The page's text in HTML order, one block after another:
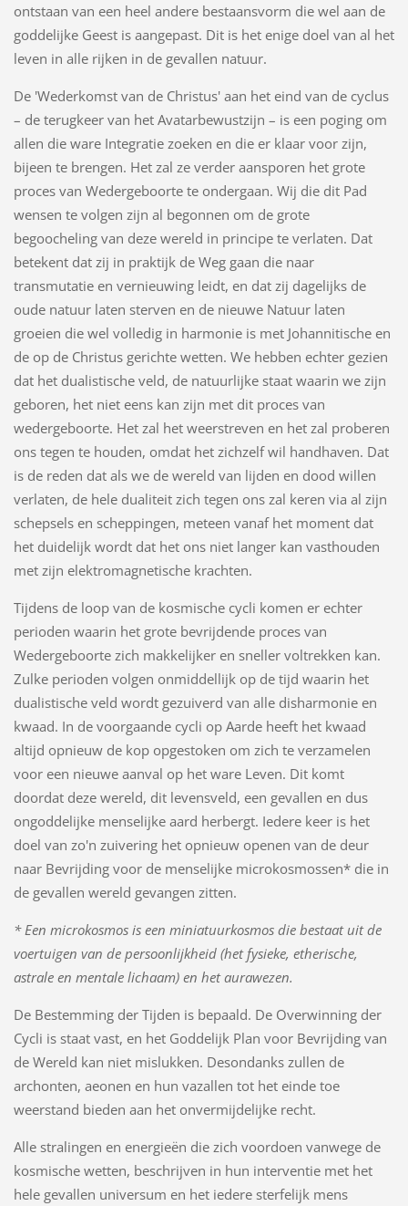
ontstaan van een heel andere bestaansvorm die wel aan de
goddelijke Geest is aangepast. Dit is het enige doel van al het
leven in alle rijken in de gevallen natuur.
De 'Wederkomst van de Christus' aan het eind van de cyclus
– de terugkeer van het Avatarbewustzijn – is een poging om
allen die ware Integratie zoeken en die er klaar voor zijn,
bijeen te brengen. Het zal ze verder aansporen het grote
proces van Wedergeboorte te ondergaan. Wij die dit Pad
wensen te volgen zijn al begonnen om de grote
begoocheling van deze wereld in principe te verlaten. Dat
betekent dat zij in praktijk de Weg gaan die naar
transmutatie en vernieuwing leidt, en dat zij dagelijks de
oude natuur laten sterven en de nieuwe Natuur laten
groeien die wel volledig in harmonie is met Johannitische en
de op de Christus gerichte wetten. We hebben echter gezien
dat het dualistische veld, de natuurlijke staat waarin we zijn
geboren, het niet eens kan zijn met dit proces van
wedergeboorte. Het zal het weerstreven en het zal proberen
ons tegen te houden, omdat het zichzelf wil handhaven. Dat
is de reden dat als we de wereld van lijden en dood willen
verlaten, de hele dualiteit zich tegen ons zal keren via al zijn
schepsels en scheppingen, meteen vanaf het moment dat
het duidelijk wordt dat het ons niet langer kan vasthouden
met zijn elektromagnetische krachten.
Tijdens de loop van de kosmische cycli komen er echter
perioden waarin het grote bevrijdende proces van
Wedergeboorte zich makkelijker en sneller voltrekken kan.
Zulke perioden volgen onmiddellijk op de tijd waarin het
dualistische veld wordt gezuiverd van alle disharmonie en
kwaad. In de voorgaande cycli op Aarde heeft het kwaad
altijd opnieuw de kop opgestoken om zich te verzamelen
voor een nieuwe aanval op het ware Leven. Dit komt
doordat deze wereld, dit levensveld, een gevallen en dus
ongoddelijke menselijke aard herbergt. Iedere keer is het
doel van zo'n zuivering het opnieuw openen van de deur
naar Bevrijding voor de menselijke microkosmossen* die in
de gevallen wereld gevangen zitten.
* Een microkosmos is een miniatuurkosmos die bestaat uit de
voertuigen van de persoonlijkheid (het fysieke, etherische,
astrale en mentale lichaam) en het aurawezen.
De Bestemming der Tijden is bepaald. De Overwinning der
Cycli is staat vast, en het Goddelijk Plan voor Bevrijding van
de Wereld kan niet mislukken. Desondanks zullen de
archonten, aeonen en hun vazallen tot het einde toe
weerstand bieden aan het onvermijdelijke recht.
Alle stralingen en energieën die zich voordoen vanwege de
kosmische wetten, beschrijven in hun interventie met het
hele gevallen universum en het iedere sterfelijk mens